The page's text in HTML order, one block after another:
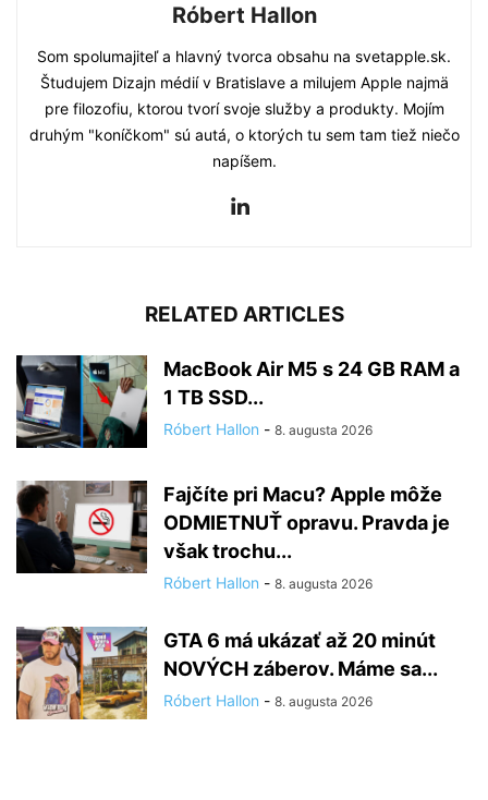
Róbert Hallon
Som spolumajiteľ a hlavný tvorca obsahu na svetapple.sk.
Študujem Dizajn médií v Bratislave a milujem Apple najmä
pre filozofiu, ktorou tvorí svoje služby a produkty. Mojím
druhým "koníčkom" sú autá, o ktorých tu sem tam tiež niečo
napíšem.
RELATED ARTICLES
MacBook Air M5 s 24 GB RAM a
1 TB SSD...
Róbert Hallon - 8. augusta 2026
Fajčíte pri Macu? Apple môže
ODMIETNUŤ opravu. Pravda je
však trochu...
Róbert Hallon - 8. augusta 2026
GTA 6 má ukázať až 20 minút
NOVÝCH záberov. Máme sa...
Róbert Hallon - 8. augusta 2026